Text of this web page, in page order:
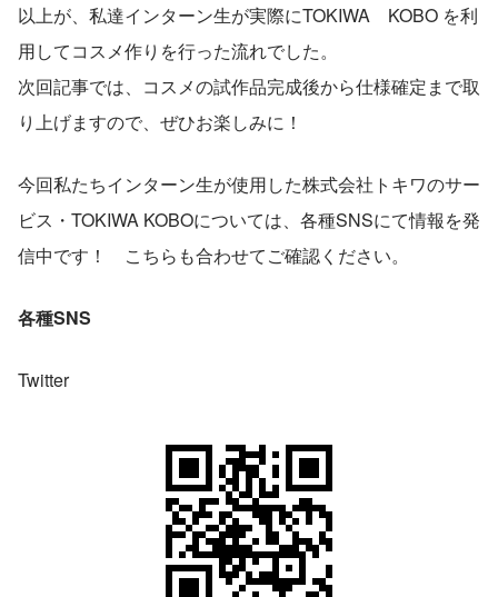
以上が、私達インターン生が実際にTOKIWA　KOBO を利
用してコスメ作りを行った流れでした。
次回記事では、コスメの試作品完成後から仕様確定まで取
り上げますので、ぜひお楽しみに！
今回私たちインターン生が使用した株式会社トキワのサー
ビス・TOKIWA KOBOについては、各種SNSにて情報を発
信中です！　こちらも合わせてご確認ください。
各種SNS
Twitter